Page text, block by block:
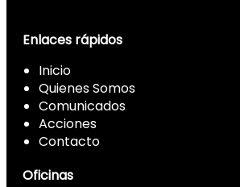
Enlaces rápidos
Inicio
Quienes Somos
Comunicados
Acciones
Contacto
Oficinas